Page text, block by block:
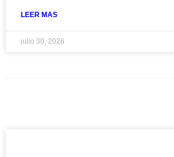
LEER MAS
julio 30, 2026